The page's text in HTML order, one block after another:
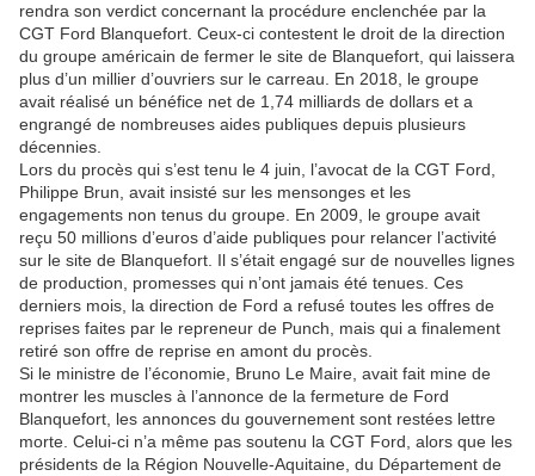
rendra son verdict concernant la procédure enclenchée par la
CGT Ford Blanquefort. Ceux-ci contestent le droit de la direction
du groupe américain de fermer le site de Blanquefort, qui laissera
plus d’un millier d’ouvriers sur le carreau. En 2018, le groupe
avait réalisé un bénéfice net de 1,74 milliards de dollars et a
engrangé de nombreuses aides publiques depuis plusieurs
décennies.
Lors du procès qui s’est tenu le 4 juin, l’avocat de la CGT Ford,
Philippe Brun, avait insisté sur les mensonges et les
engagements non tenus du groupe. En 2009, le groupe avait
reçu 50 millions d’euros d’aide publiques pour relancer l’activité
sur le site de Blanquefort. Il s’était engagé sur de nouvelles lignes
de production, promesses qui n’ont jamais été tenues. Ces
derniers mois, la direction de Ford a refusé toutes les offres de
reprises faites par le repreneur de Punch, mais qui a finalement
retiré son offre de reprise en amont du procès.
Si le ministre de l’économie, Bruno Le Maire, avait fait mine de
montrer les muscles à l’annonce de la fermeture de Ford
Blanquefort, les annonces du gouvernement sont restées lettre
morte. Celui-ci n’a même pas soutenu la CGT Ford, alors que les
présidents de la Région Nouvelle-Aquitaine, du Département de